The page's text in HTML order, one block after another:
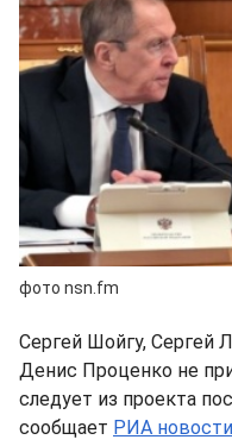
фото nsn.fm
Сергей Шойгу, Сергей
Денис Проценко не
следует из проекта
сообщает РИА новости